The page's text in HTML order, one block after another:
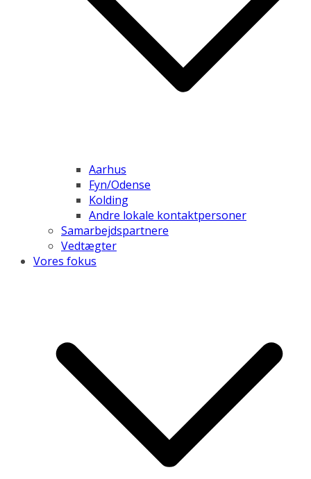
Aarhus
Fyn/Odense
Kolding
Andre lokale kontaktpersoner
Samarbejdspartnere
Vedtægter
Vores fokus